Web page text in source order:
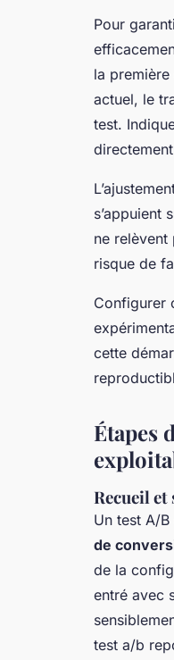
Pour
la
actuel, le
test.
s’appuient
ne relèvent
risque de
Configurer
cette
Étapes
Recueil et
Un test A/
de
de la
entré avec
test a/b